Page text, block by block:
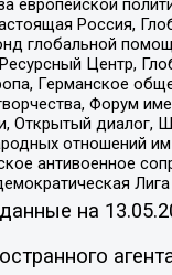
Россия,
глобальной
Центр,
Германское
Форум
Открытый
отношений
антивоенное
данные на